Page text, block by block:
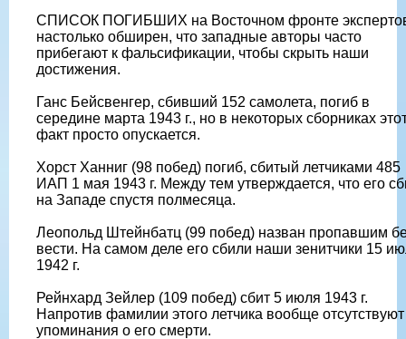
СПИСОК ПОГИБШИХ на Восточном фронте
настолько обширен, что западные авторы часто
прибегают к фальсификации, чтобы скрыть наши
достижения.
Ганс Бейсвенгер, сбивший 152 самолета, погиб в
середине марта 1943 г., но в некоторых сборниках
факт просто опускается.
Хорст Ханниг (98 побед) погиб, сбитый летчиками 485
ИАП 1 мая 1943 г. Между тем утверждается, что его
на Западе спустя полмесяца.
Леопольд Штейнбатц (99 побед) назван пропавшим
вести. На самом деле его сбили наши зенитчики 15
1942 г.
Рейнхард Зейлер (109 побед) сбит 5 июля 1943 г.
Напротив фамилии этого летчика вообще отсутствуют
упоминания о его смерти.